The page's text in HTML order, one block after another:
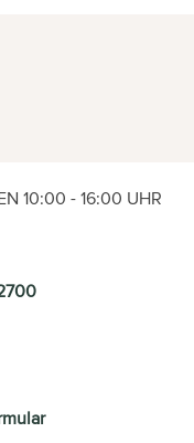
10:00 - 16:00 UHR